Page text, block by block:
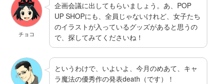
チョコ
企画会議に出してもらいましょう。あ、POP
UP SHOPにも、全員じゃないけれど、女子たち
のイラストが入っているグッズがあると思うの
で、探してみてくださいね！
というわけで、いよいよ、今月のめあて、キャ
ラ魔法の優秀作の発表death（です）！